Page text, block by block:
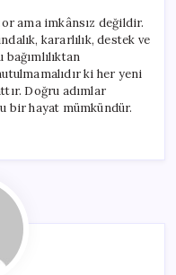
ama imkânsız değildir.
kararlılık, destek ve
ki her yeni
Doğru adımlar
bir hayat mümkündür.